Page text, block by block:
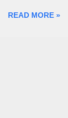
di fusione,
di
5 opere, di
modo hann...
Oggi, la
con una nuova
sperimentando
hobby,
di altri oggetti in
READ MORE »